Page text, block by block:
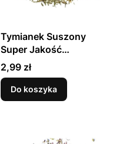
Tymianek Suszony
Super Jakość
Aromatyczny 30g
SKWORCU
Cena
2,99 zł
Do koszyka